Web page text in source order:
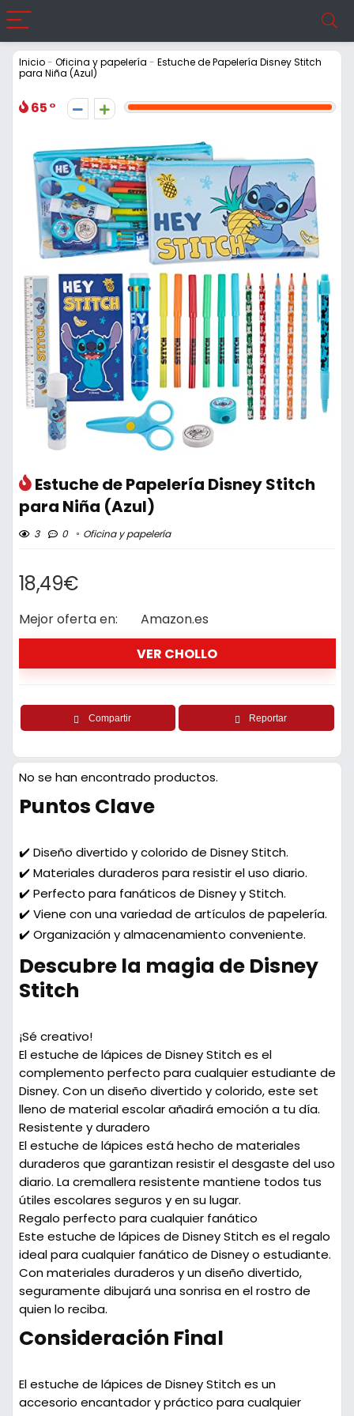
Inicio- Oficina y papelería - Estuche de Papelería Disney Stitch
para Niña (Azul)
65
Estuche de Papelería Disney Stitch
para Niña (Azul)
3 0 Oficina y papelería
18,49€
Mejor oferta en:
Amazon.es
VER CHOLLO
Compartir Reportar
No se han encontrado productos.
Puntos Clave
✔️ Diseño divertido y colorido de Disney Stitch.
✔️ Materiales duraderos para resistir el uso diario.
✔️ Perfecto para fanáticos de Disney y Stitch.
✔️ Viene con una variedad de artículos de papelería.
✔️ Organización y almacenamiento conveniente.
Descubre la magia de Disney
Stitch
¡Sé creativo!
El estuche de lápices de Disney Stitch es el
complemento perfecto para cualquier estudiante de
Disney. Con un diseño divertido y colorido, este set
lleno de material escolar añadirá emoción a tu día.
Resistente y duradero
El estuche de lápices está hecho de materiales
duraderos que garantizan resistir el desgaste del uso
diario. La cremallera resistente mantiene todos tus
útiles escolares seguros y en su lugar.
Regalo perfecto para cualquier fanático
Este estuche de lápices de Disney Stitch es el regalo
ideal para cualquier fanático de Disney o estudiante.
Con materiales duraderos y un diseño divertido,
seguramente dibujará una sonrisa en el rostro de
quien lo reciba.
Consideración Final
El estuche de lápices de Disney Stitch es un
accesorio encantador y práctico para cualquier